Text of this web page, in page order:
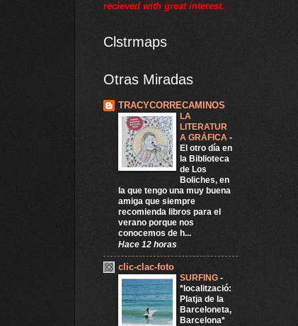
recieved with great interest.
Clstrmaps
Otras Miradas
TRACYCORRECAMINOS
LA
LITERATUR
A GRÁFICA -
El otro día en
la Biblioteca
de Los
Boliches, en
la que tengo una muy buena
amiga que siempre
recomienda libros para el
verano porque nos
conocemos de h...
Hace 12 horas
clic-clac-foto
SURFING -
*localització:
Platja de la
Barceloneta,
Barcelona*